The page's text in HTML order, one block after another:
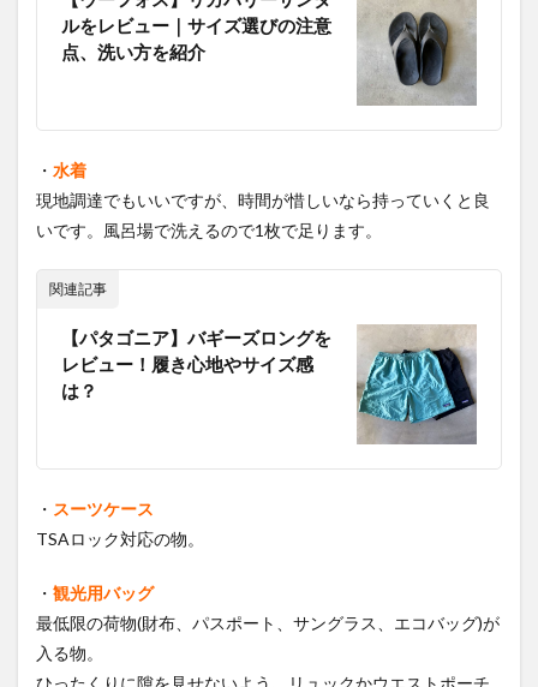
ルをレビュー｜サイズ選びの注意
点、洗い方を紹介
・ 水着
現地調達でもいいですが、時間が惜しいなら持っていくと良
いです。風呂場で洗えるので1枚で足ります。
関連記事
【パタゴニア】バギーズロングを
レビュー！履き心地やサイズ感
は？
・ スーツケース
TSAロック対応の物。
・ 観光用バッグ
最低限の荷物(財布、パスポート、サングラス、エコバッグ)が
入る物。
ひったくりに隙を見せないよう、リュックかウエストポーチ